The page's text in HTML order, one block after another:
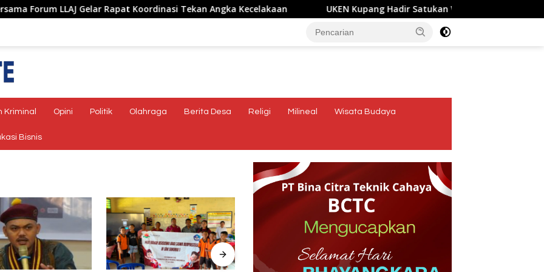
LLAJ Gelar Rapat Koordinasi Tekan Angka Kecelakaan UKEN Kupang Hadir Satukan Warga Ende di Naimata,
Kriminal Opini Politik Olahraga Berita Desa Religi Milineal Wisata Budaya
Bisnis